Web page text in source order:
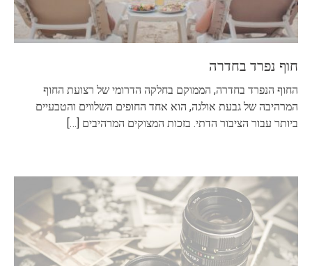
חוף נפרד בחדרה
החוף הנפרד בחדרה, הממוקם בחלקה הדרומי של רצועת החוף
המרהיבה של גבעת אולגה, הוא אחד החופים השלווים והטבעיים
ביותר עבור הציבור הדתי. בזכות המצוקים המרהיבים […]